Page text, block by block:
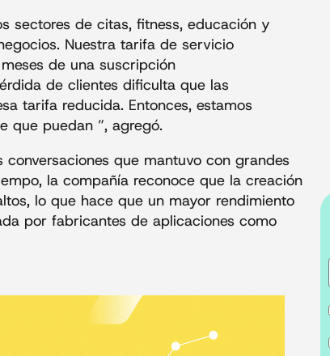
sectores de citas, fitness, educación y
Nuestra tarifa de servicio
de una suscripción
de clientes dificulta que las
tarifa reducida. Entonces, estamos
que puedan ”, agregó.
que mantuvo con grandes
la compañía reconoce que la creación
lo que hace que un mayor rendimiento
por fabricantes de aplicaciones como